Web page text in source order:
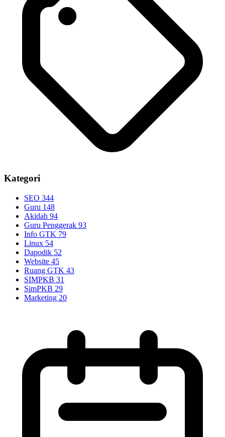
Kategori
SEO 344
Guru 148
Akidah 94
Guru Penggerak 93
Info GTK 79
Linux 54
Dapodik 52
Website 45
Ruang GTK 43
SIMPKB 31
SimPKB 29
Marketing 20